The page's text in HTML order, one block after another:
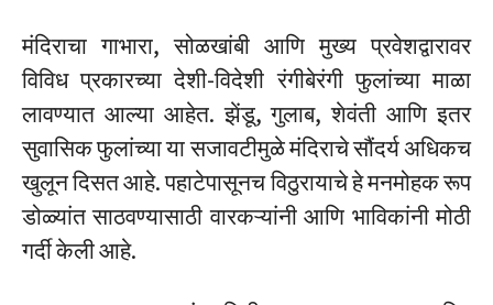
मंदिराचा गाभारा, सोळखांबी आणि मुख्य प्रवेशद्वारावर
विविध प्रकारच्या देशी-विदेशी रंगीबेरंगी फुलांच्या माळा
लावण्यात आल्या आहेत. झेंडू, गुलाब, शेवंती आणि इतर
सुवासिक फुलांच्या या सजावटीमुळे मंदिराचे सौंदर्य अधिकच
खुलून दिसत आहे. पहाटेपासूनच विठुरायाचे हे मनमोहक रूप
डोळ्यांत साठवण्यासाठी वारकऱ्यांनी आणि भाविकांनी मोठी
गर्दी केली आहे.